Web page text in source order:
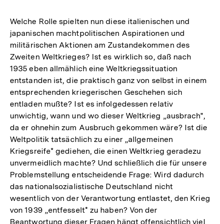
Welche Rolle spielten nun diese italienischen und
japanischen machtpolitischen Aspirationen und
militärischen Aktionen am Zustandekommen des
Zweiten Weltkrieges? Ist es wirklich so, daß nach
1935 eben allmählich eine Weltkriegssituation
entstanden ist, die praktisch ganz von selbst in einem
entsprechenden kriegerischen Geschehen sich
entladen mußte? Ist es infolgedessen relativ
unwichtig, wann und wo dieser Weltkrieg „ausbrach",
da er ohnehin zum Ausbruch gekommen wäre? Ist die
Weltpolitik tatsächlich zu einer „allgemeinen
Kriegsreife* gediehen, die einen Weltkrieg geradezu
unvermeidlich machte? Und schließlich die für unsere
Problemstellung entscheidende Frage: Wird dadurch
das nationalsozialistische Deutschland nicht
wesentlich von der Verantwortung entlastet, den Krieg
von 1939 „entfesselt* zu haben? Von der
Beantwortung dieser Fragen hängt offensichtlich viel